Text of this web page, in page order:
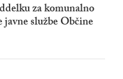
za komunalno
službe Občine